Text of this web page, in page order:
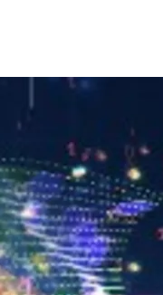
Jardim Iracema
Santana de Parnaíba